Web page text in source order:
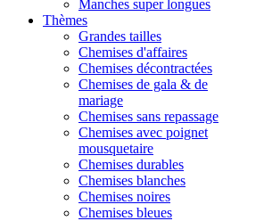
Manches super longues
Thèmes
Grandes tailles
Chemises d'affaires
Chemises décontractées
Chemises de gala & de
mariage
Chemises sans repassage
Chemises avec poignet
mousquetaire
Chemises durables
Chemises blanches
Chemises noires
Chemises bleues